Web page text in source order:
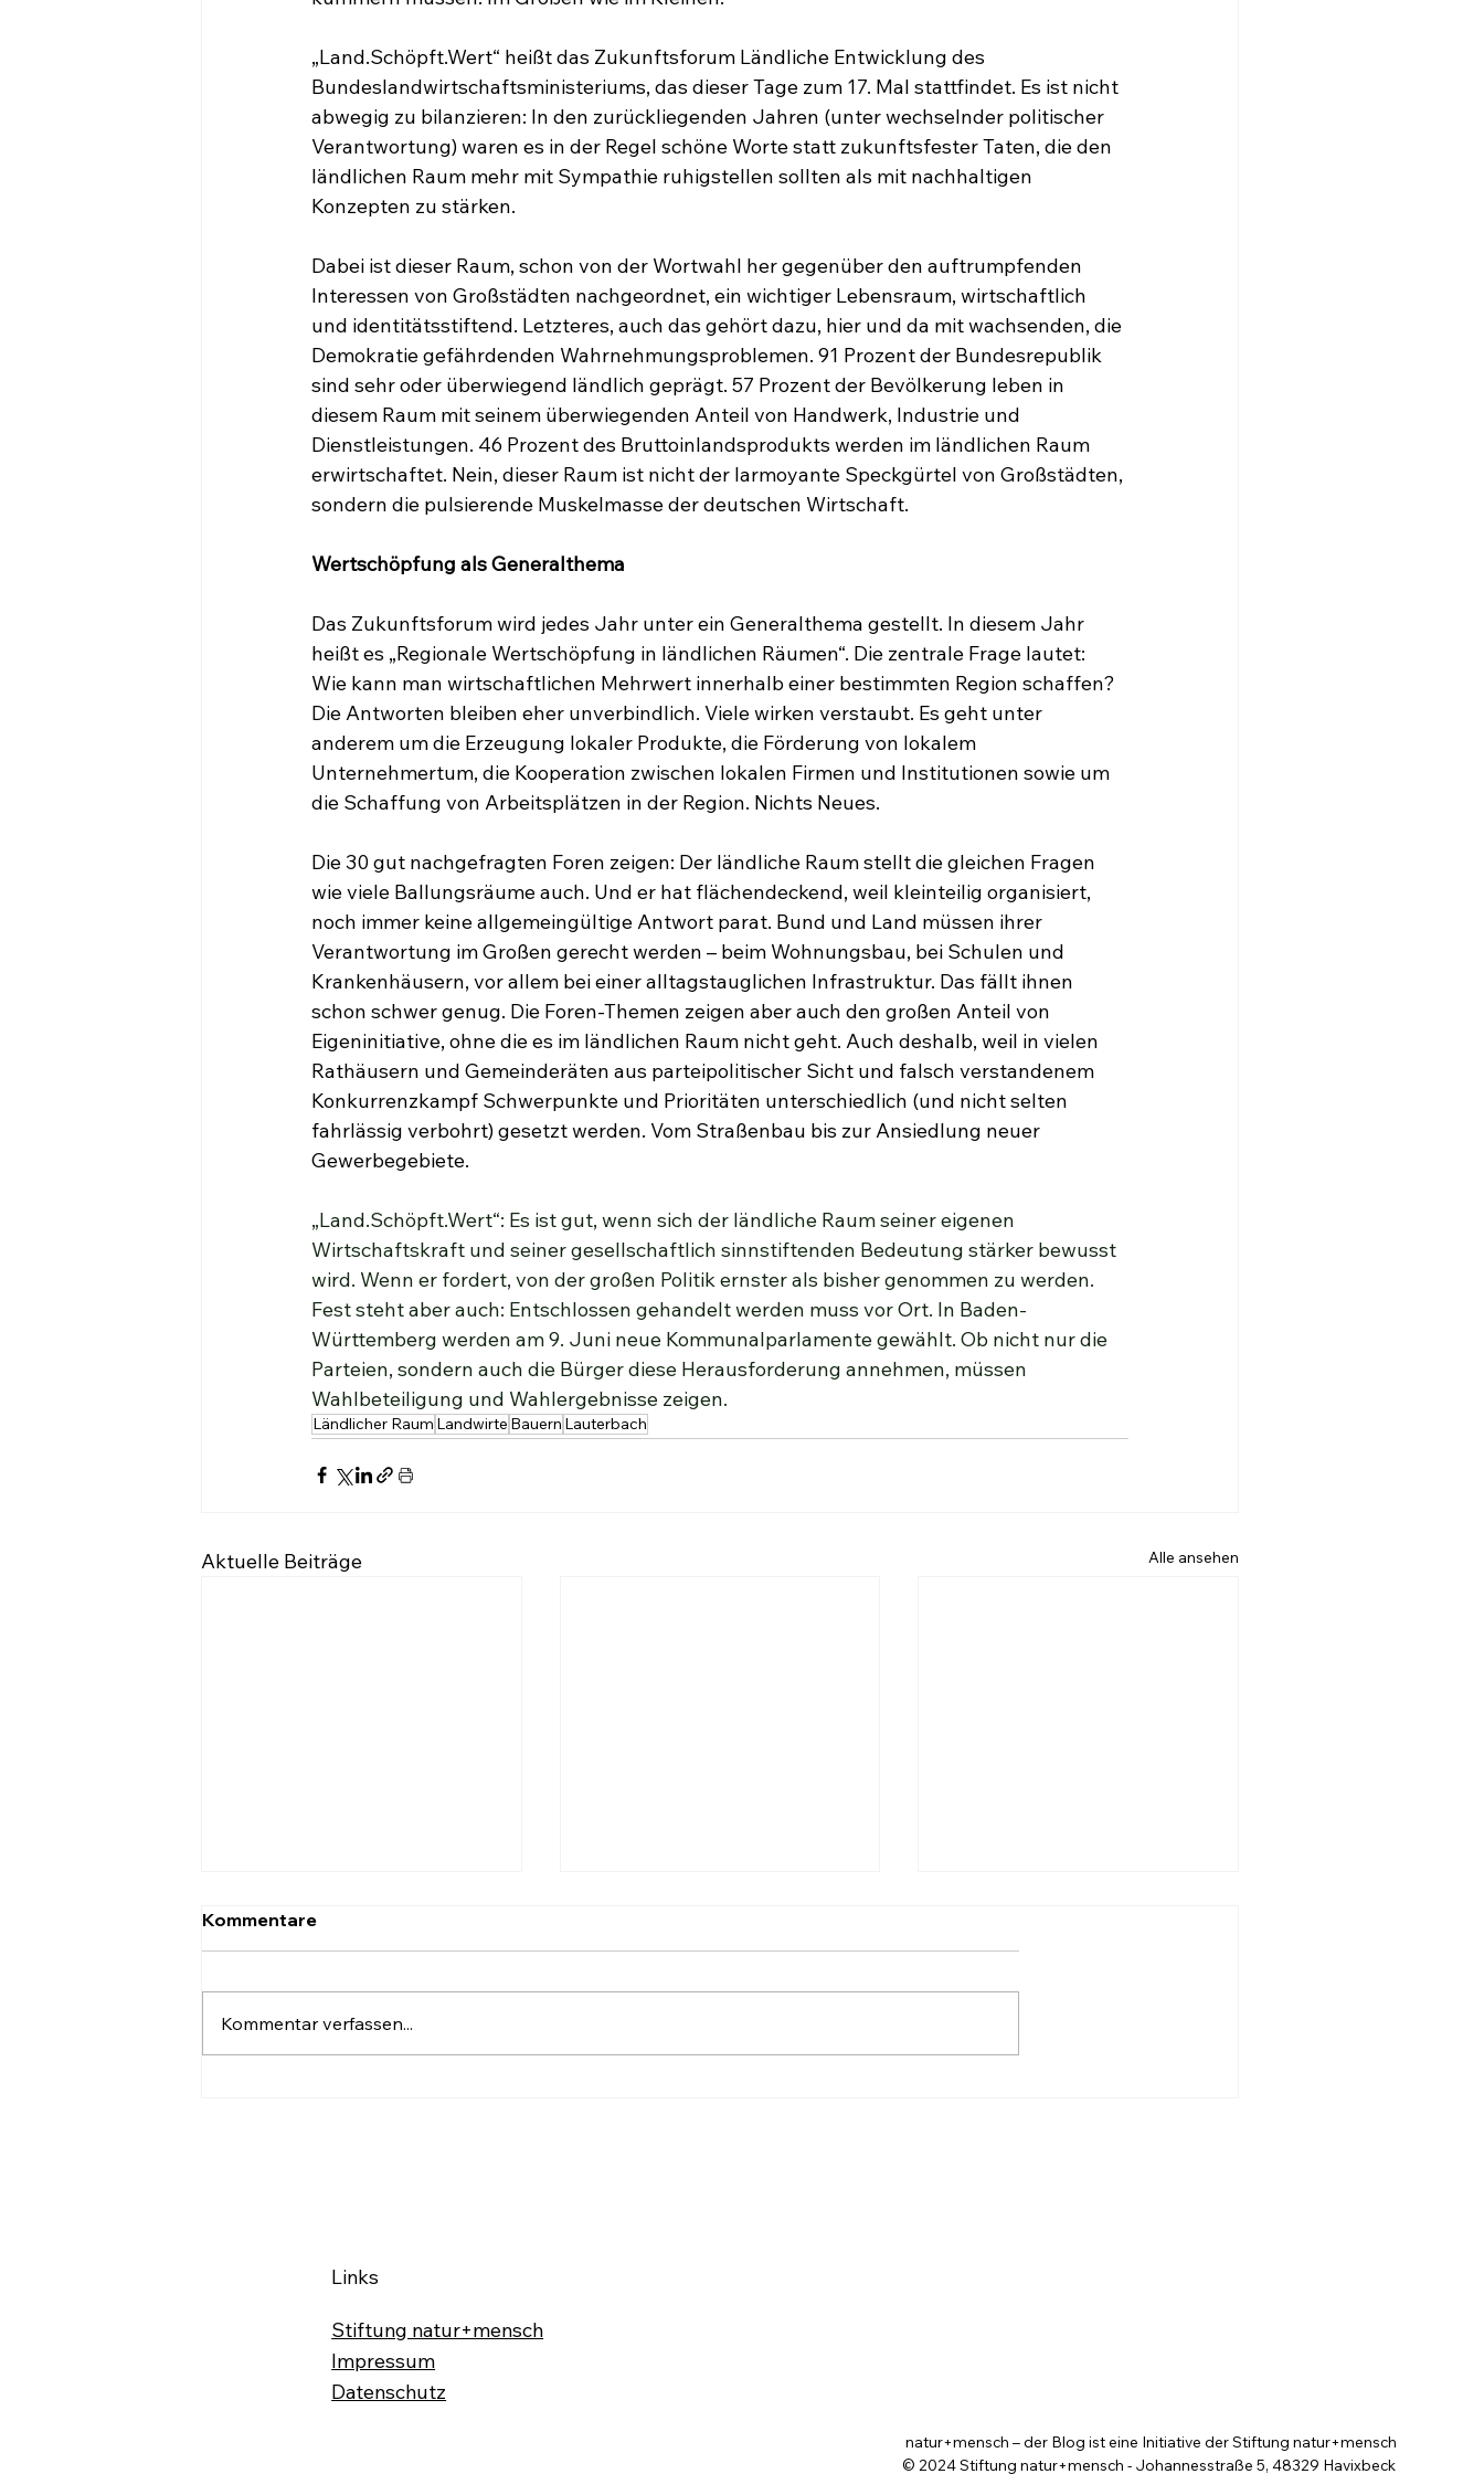
„Land.Schöpft.Wert“ heißt das Zukunftsforum Ländliche Entwicklung des
Bundeslandwirtschaftsministeriums, das dieser Tage zum 17. Mal stattfindet. Es ist nicht
abwegig zu bilanzieren: In den zurückliegenden Jahren (unter wechselnder politischer
Verantwortung) waren es in der Regel schöne Worte statt zukunftsfester Taten, die den
ländlichen Raum mehr mit Sympathie ruhigstellen sollten als mit nachhaltigen
Konzepten zu stärken.
Dabei ist dieser Raum, schon von der Wortwahl her gegenüber den auftrumpfenden
Interessen von Großstädten nachgeordnet, ein wichtiger Lebensraum, wirtschaftlich
und identitätsstiftend. Letzteres, auch das gehört dazu, hier und da mit wachsenden, die
Demokratie gefährdenden Wahrnehmungsproblemen. 91 Prozent der Bundesrepublik
sind sehr oder überwiegend ländlich geprägt. 57 Prozent der Bevölkerung leben in
diesem Raum mit seinem überwiegenden Anteil von Handwerk, Industrie und
Dienstleistungen. 46 Prozent des Bruttoinlandsprodukts werden im ländlichen Raum
erwirtschaftet. Nein, dieser Raum ist nicht der larmoyante Speckgürtel von Großstädten,
sondern die pulsierende Muskelmasse der deutschen Wirtschaft.
Wertschöpfung als Generalthema
Das Zukunftsforum wird jedes Jahr unter ein Generalthema gestellt. In diesem Jahr
heißt es „Regionale Wertschöpfung in ländlichen Räumen“. Die zentrale Frage lautet:
Wie kann man wirtschaftlichen Mehrwert innerhalb einer bestimmten Region schaffen?
Die Antworten bleiben eher unverbindlich. Viele wirken verstaubt. Es geht unter
anderem um die Erzeugung lokaler Produkte, die Förderung von lokalem
Unternehmertum, die Kooperation zwischen lokalen Firmen und Institutionen sowie um
die Schaffung von Arbeitsplätzen in der Region. Nichts Neues.
Die 30 gut nachgefragten Foren zeigen: Der ländliche Raum stellt die gleichen Fragen
wie viele Ballungsräume auch. Und er hat flächendeckend, weil kleinteilig organisiert,
noch immer keine allgemeingültige Antwort parat. Bund und Land müssen ihrer
Verantwortung im Großen gerecht werden – beim Wohnungsbau, bei Schulen und
Krankenhäusern, vor allem bei einer alltagstauglichen Infrastruktur. Das fällt ihnen
schon schwer genug. Die Foren-Themen zeigen aber auch den großen Anteil von
Eigeninitiative, ohne die es im ländlichen Raum nicht geht. Auch deshalb, weil in vielen
Rathäusern und Gemeinderäten aus parteipolitischer Sicht und falsch verstandenem
Konkurrenzkampf Schwerpunkte und Prioritäten unterschiedlich (und nicht selten
fahrlässig verbohrt) gesetzt werden. Vom Straßenbau bis zur Ansiedlung neuer
Gewerbegebiete.
„Land.Schöpft.Wert“: Es ist gut, wenn sich der ländliche Raum seiner eigenen
Wirtschaftskraft und seiner gesellschaftlich sinnstiftenden Bedeutung stärker bewusst
wird. Wenn er fordert, von der großen Politik ernster als bisher genommen zu werden.
Fest steht aber auch: Entschlossen gehandelt werden muss vor Ort. In Baden-
Württemberg werden am 9. Juni neue Kommunalparlamente gewählt. Ob nicht nur die
Parteien, sondern auch die Bürger diese Herausforderung annehmen, müssen
Wahlbeteiligung und Wahlergebnisse zeigen.
Ländlicher Raum Landwirte Bauern Lauterbach
Aktuelle Beiträge Alle ansehen
Kommentare
Kommentar verfassen...
Links
Stiftung natur+mensch
Impressum
Datenschutz
natur+mensch – der Blog ist eine Initiative der Stiftung natur+mensch
© 2024 Stiftung natur+mensch - Johannesstraße 5, 48329 Havixbeck